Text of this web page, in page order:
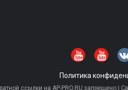
Политика
ссылки на AP-PRO.RU запрещено |